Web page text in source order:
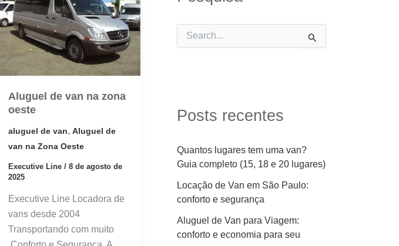
Aluguel de van na zona
oeste
aluguel de van, Aluguel de
van na Zona Oeste
Executive Line / 8 de agosto de
2025
Executive Line Locadora de
vans desde 2004
Transportando com muito
e
a
o
r
Posts recentes
Quantos lugares tem uma van?
Guia completo (15, 18 e 20 lugares)
Locação de Van em São Paulo:
conforto e segurança
Aluguel de Van para Viagem:
conforto e economia para seu